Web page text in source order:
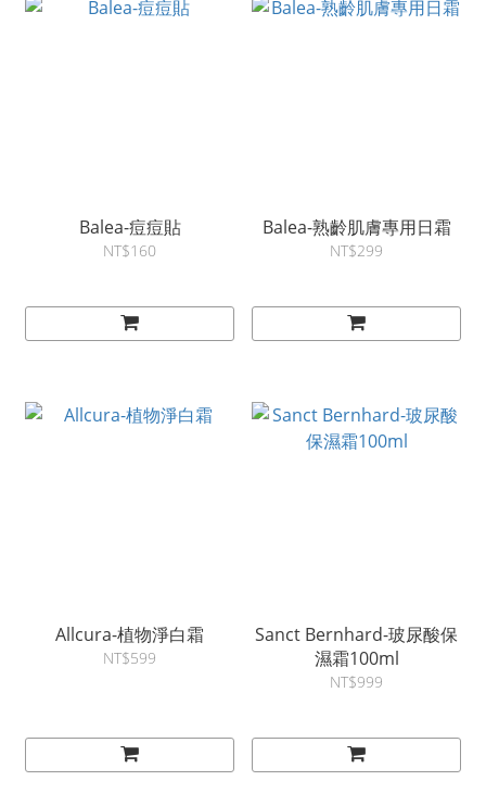
Balea-痘痘貼
NT$160
Balea-熟齡肌膚專用日霜
NT$299
Allcura-植物淨白霜
NT$599
Sanct Bernhard-玻尿酸保
濕霜100ml
NT$999